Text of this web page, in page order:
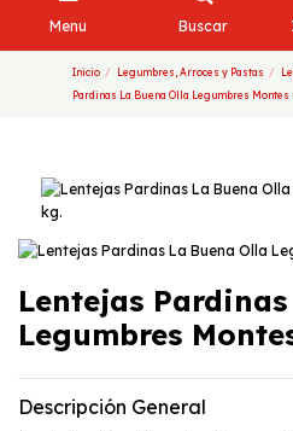
Menu Buscar
Inicio Legumbres, Arroces y Pastas
Pardinas La Buena Olla Legumbres Montes
Lentejas
Legumbres
Descripción General